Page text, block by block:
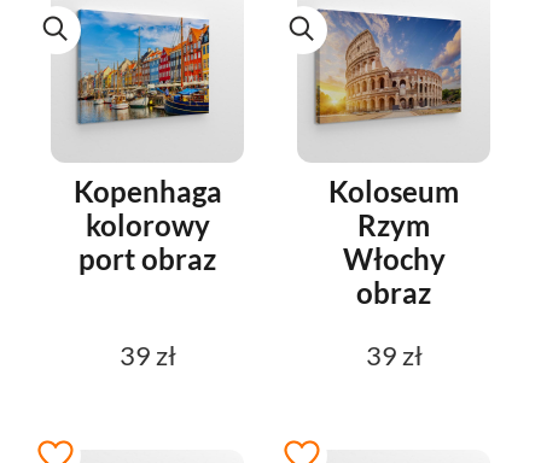
Kopenhaga
kolorowy
port obraz
39 zł
Koloseum
Rzym
Włochy
obraz
39 zł